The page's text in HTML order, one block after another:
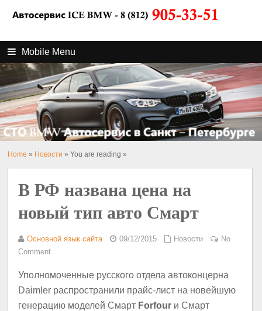
Mobile Menu
Home » Новости » You are reading »
В РФ названа цена на
новый тип авто Смарт
Основной язык сайта 09/12/2015 Новости
No
Comment
Уполномоченные русского отдела автоконцерна
Daimler распространили прайс-лист на новейшую
генерацию моделей Смарт Forfour и Смарт